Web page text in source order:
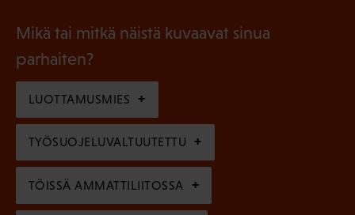
n
e
)
l
i
n
e
n
)
l
i
n
e
Mikä tai mitkä näistä kuvaavat sinua
parhaiten?
LUOTTAMUSMIES
TYÖSUOJELUVALTUUTETTU
TÖISSÄ AMMATTILIITOSSA